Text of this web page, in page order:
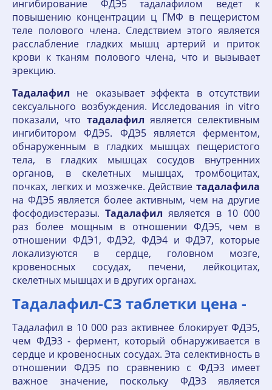
ингибирование ФДЭ5 тадалафилом ведет к
повышению концентрации ц ГМФ в пещеристом
теле полового члена. Следствием этого является
расслабление гладких мышц артерий и приток
крови к тканям полового члена, что и вызывает
эрекцию.
Тадалафил не оказывает эффекта в отсутствии
сексуального возбуждения. Исследования in vitro
показали, что тадалафил является селективным
ингибитором ФДЭ5. ФДЭ5 является ферментом,
обнаруженным в гладких мышцах пещеристого
тела, в гладких мышцах сосудов внутренних
органов, в скелетных мышцах, тромбоцитах,
почках, легких и мозжечке. Действие тадалафила
на ФДЭ5 является более активным, чем на другие
фосфодиэстеразы.Тадалафил является в 10 000
раз более мощным в отношении ФДЭ5, чем в
отношении ФДЭ1, ФДЭ2, ФДЭ4 и ФДЭ7, которые
локализуются в сердце, головном мозге,
кровеносных сосудах, печени, лейкоцитах,
скелетных мышцах и в других органах.
Тадалафил-СЗ таблетки цена -
Тадалафил в 10 000 раз активнее блокирует ФДЭ5,
чем ФДЭ3 - фермент, который обнаруживается в
сердце и кровеносных сосудах. Эта селективность в
отношении ФДЭ5 по сравнению с ФДЭ3 имеет
важное значение, поскольку ФДЭ3 является